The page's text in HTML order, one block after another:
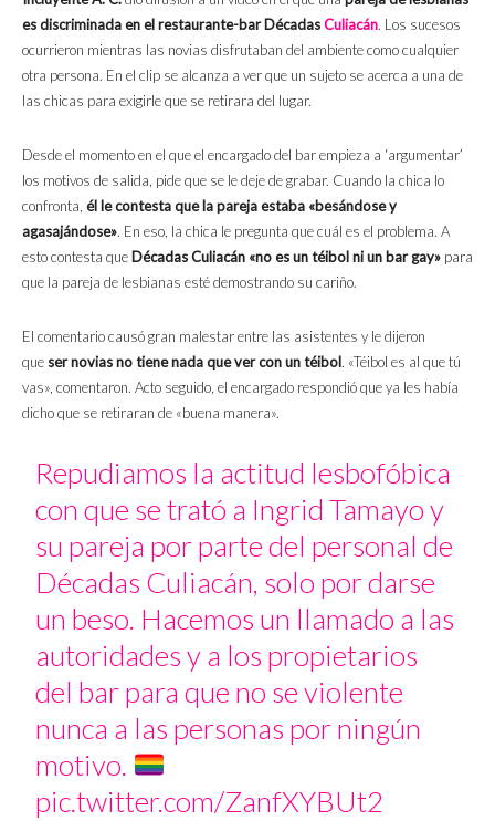
es discriminada en el restaurante-bar DécadasCuliacán. Los sucesos
ocurrieron mientras las novias disfrutaban del ambiente como cualquier
otra persona. En el clip se alcanza a ver que un sujeto se acerca a una de
las chicas para exigirle que se retirara del lugar.
Desde el momento en el que el encargado del bar empieza a ‘argumentar’
los motivos de salida, pide que se le deje de grabar. Cuando la chica lo
confronta, él le contesta que la pareja estaba «besándose y
agasajándose». En eso, la chica le pregunta que cuál es el problema. A
esto contesta que Décadas Culiacán «no es un téibol ni un bar gay» para
que la pareja de lesbianas esté demostrando su cariño.
El comentario causó gran malestar entre las asistentes y le dijeron
que ser novias no tiene nada que ver con un téibol. «Téibol es al que tú
vas», comentaron. Acto seguido, el encargado respondió que ya les había
dicho que se retiraran de «buena manera».
Repudiamos la actitud lesbofóbica
con que se trató a Ingrid Tamayo y
su pareja por parte del personal de
Décadas Culiacán, solo por darse
un beso. Hacemos un llamado a las
autoridades y a los propietarios
del bar para que no se violente
nunca a las personas por ningún
motivo.
pic.twitter.com/ZanfXYBUt2